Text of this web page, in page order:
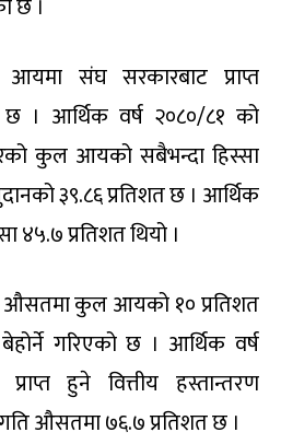
छ ।
संघ सरकारबाट प्राप्त
। आर्थिक वर्ष २०८०/८१ को
कुल आयको सबैभन्दा हिस्सा
३९.८६ प्रतिशत छ । आर्थिक
४५.७ प्रतिशत थियो ।
औसतमा कुल आयको १० प्रतिशत
गरिएको छ । आर्थिक वर्ष
हुने वित्तीय हस्तान्तरण
औसतमा ७६.७ प्रतिशत छ ।